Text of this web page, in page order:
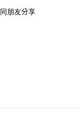
同朋友分享